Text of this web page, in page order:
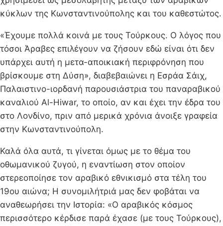
κύκλων της Κωνσταντινούπολης και του καθεστώτος.
«Έχουμε πολλά κοινά με τους Τούρκους. Ο λόγος που
τόσοι Άραβες επιλέγουν να ζήσουν εδώ είναι ότι δεν
υπάρχει αυτή η μετα-αποικιακή περιφρόνηση που
βρίσκουμε στη Δύση», διαβεβαιώνει η Εσράα Σάιχ,
Παλαιστινο-ιορδανή παρουσιάστρια του παναραβικού
καναλιού Al-Hiwar, το οποίο, αν και έχει την έδρα του
στο Λονδίνο, πριν από μερικά χρόνια άνοιξε γραφεία
στην Κωνσταντινούπολη.
Καλά όλα αυτά, τι γίνεται όμως με το θέμα του
οθωμανικού ζυγού, η εναντίωση στον οποίον
στερεοποίησε τον αραβικό εθνικισμό στα τέλη του
19ου αιώνα; Η συνομιλήτριά μας δεν φοβάται να
αναθεωρήσει την Ιστορία: «Ο αραβικός κόσμος
περισσότερο κέρδισε παρά έχασε (με τους Τούρκους),